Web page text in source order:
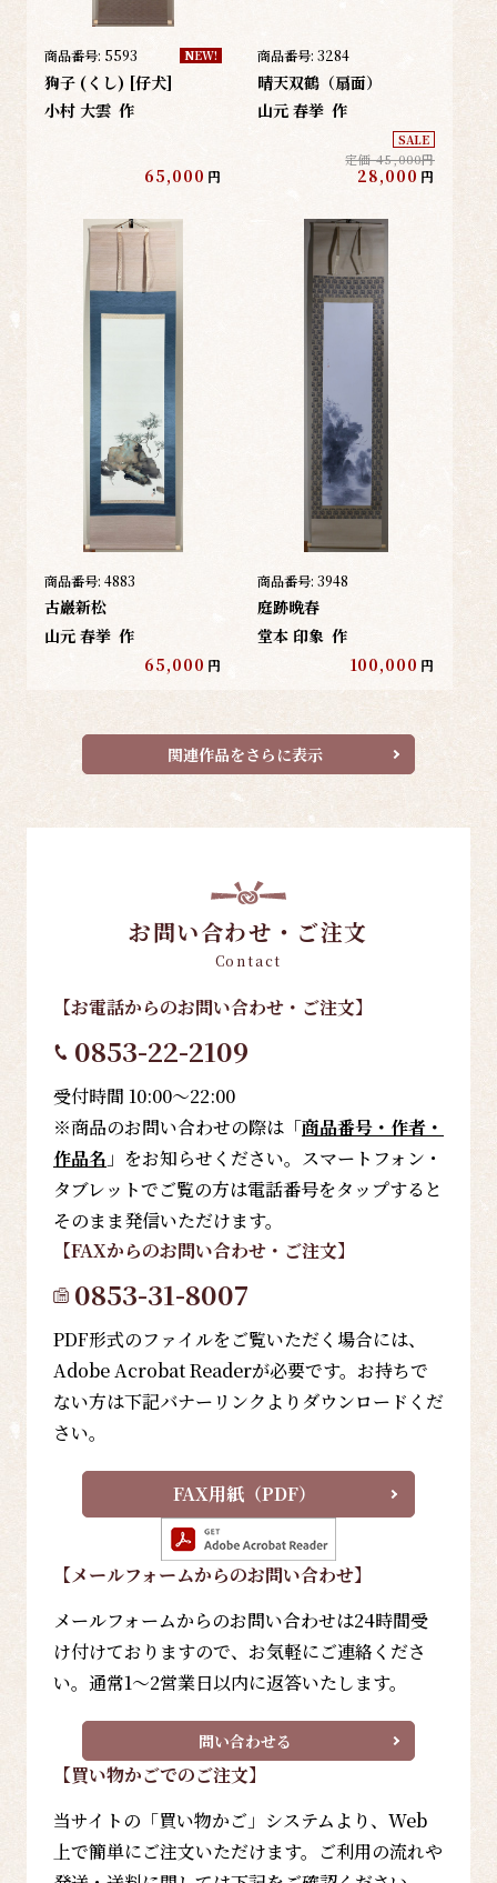
商品番号: 5593 NEW!
狗子 (くし) [仔犬]
小村 大雲 作
65,000 円
商品番号: 3284
晴天双鶴（扇面）
山元 春挙 作
SALE
定価 45,000円
28,000 円
商品番号: 4883
古巖新松
山元 春挙 作
65,000 円
商品番号: 3948
庭跡晩春
堂本 印象 作
100,000 円
関連作品をさらに表示
お問い合わせ・ご注文
Contact
【お電話からのお問い合わせ・ご注文】
0853-22-2109
受付時間 10:00～22:00
※商品のお問い合わせの際は「商品番号・作者・
作品名 」をお知らせください。スマートフォン・
タブレットでご覧の方は電話番号をタップすると
そのまま発信いただけます。
【FAXからのお問い合わせ・ご注文】
0853-31-8007
PDF形式のファイルをご覧いただく場合には、
Adobe Acrobat Readerが必要です。お持ちで
ない方は下記バナーリンクよりダウンロードくだ
さい。
FAX用紙（PDF）
【メールフォームからのお問い合わせ】
メールフォームからのお問い合わせは24時間受
け付けておりますので、お気軽にご連絡くださ
い。通常1～2営業日以内に返答いたします。
問い合わせる
【買い物かごでのご注文】
当サイトの「買い物かご」システムより、Web
上で簡単にご注文いただけます。ご利用の流れや